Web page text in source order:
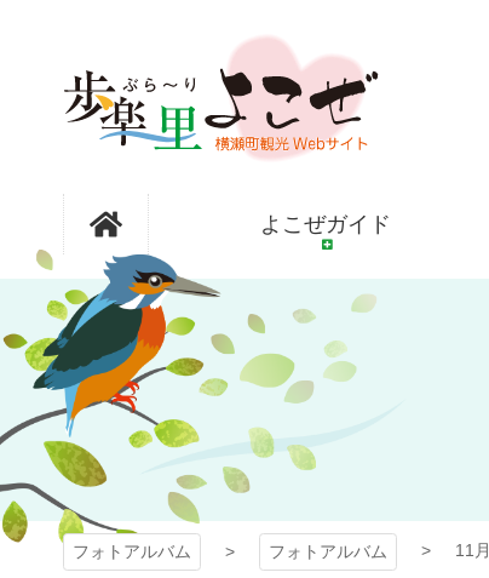
キ
プ
フォトアル
バム
よこぜガイド
フォトアルバム フォトアルバム 11月